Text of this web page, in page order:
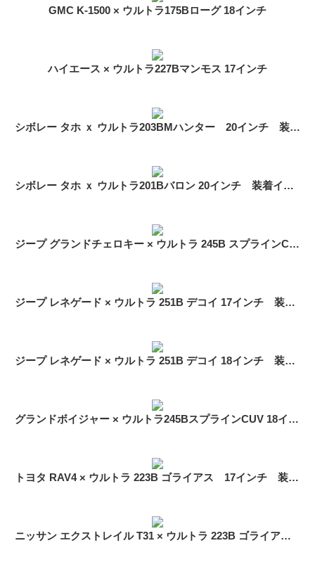
GMC K-1500 × ウルトラ175Bローグ 18インチ
ハイエース × ウルトラ227Bマンモス 17インチ
シボレー タホ ｘ ウルトラ203BMハンター 20インチ 装着イメージ
シボレー タホ ｘ ウルトラ201Bバロン 20インチ 装着イメージ
ジープ グランドチェロキー × ウルトラ 245B スプラインCUV 18インチ 装着イメージ
ジープ レネゲード × ウルトラ 251B デコイ 17インチ 装着イメージ
ジープ レネゲード × ウルトラ 251B デコイ 18インチ 装着イメージ
グランドボイジャー × ウルトラ245BスプラインCUV 18インチ 装着イメージ
トヨタ RAV4 × ウルトラ 223B ゴライアス 17インチ 装着イメージ
ニッサン エクストレイル T31 × ウルトラ 223B ゴライアス 17インチ 装着イメージ